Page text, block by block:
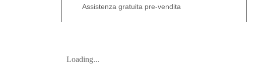
Assistenza gratuita pre-vendita
Loading...